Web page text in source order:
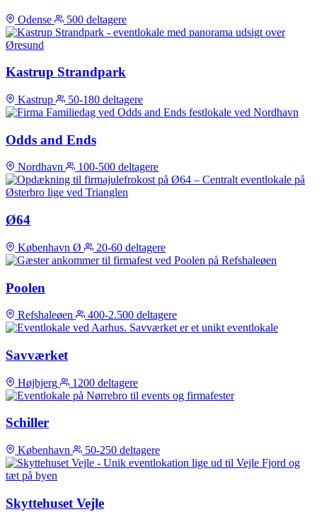
Odense 500 deltagere
Kastrup Strandpark
Kastrup 50-180 deltagere
Odds and Ends
Nordhavn 100-500 deltagere
Ø64
København Ø 20-60 deltagere
Poolen
Refshaleøen 400-2.500 deltagere
Savværket
Højbjerg 1200 deltagere
Schiller
København 50-250 deltagere
Skyttehuset Vejle